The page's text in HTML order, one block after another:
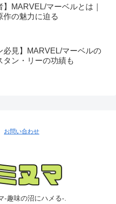
】MARVEL/マーベルとは｜
作の魅力に迫る
必見】MARVEL/マーベルの
タン・リーの功績も
お問い合わせ
-趣味の沼にハメる-.